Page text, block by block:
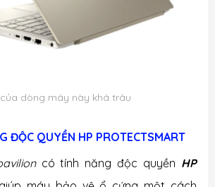
dòng máy này khá trâu
ĐỘC QUYỀN HP PROTECTSMART
cótính năng độc quyền HP